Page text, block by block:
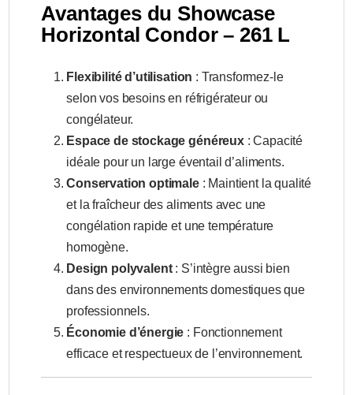
Avantages du Showcase
Horizontal Condor – 261 L
Flexibilité d’utilisation : Transformez-le
selon vos besoins en réfrigérateur ou
congélateur.
Espace de stockage généreux: Capacité
idéale pour un large éventail d’aliments.
Conservation optimale: Maintient la qualité
et la fraîcheur des aliments avec une
congélation rapide et une température
homogène.
Design polyvalent: S’intègre aussi bien
dans des environnements domestiques que
professionnels.
Économie d’énergie : Fonctionnement
efficace et respectueux de l’environnement.